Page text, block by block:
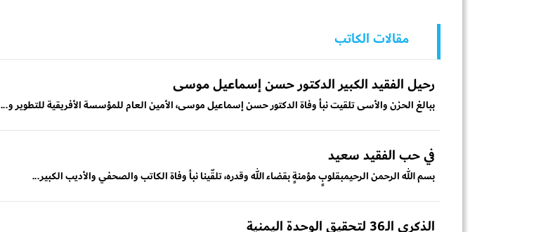
مقالات الكاتب
رحيل الفقيد الكبير الدكتور حسن إسماعيل موسى
ببالغ الحزن والأسى تلقيت نبأ وفاة الدكتور حسن إسماعيل موسى، الأمين العام للمؤسسة الأفريقية للتطوير و...
في حب الفقيد سعيد
بسم الله الرحمن الرحيمبقلوبٍ مؤمنةٍ بقضاء الله وقدره، تلقّينا نبأ وفاة الكاتب والصحفي والأديب الكبير...
الذكرى الـ36 لتحقيق الوحدة اليمنية